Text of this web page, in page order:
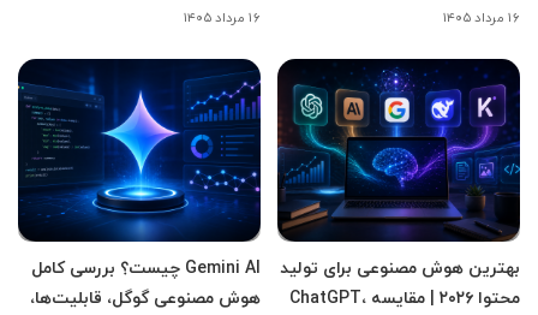
۱۶ مرداد ۱۴۰۵ ۱۶ مرداد ۱۴۰۵
بهترین هوش مصنوعی برای تولید
محتوا ۲۰۲۶ | مقایسه ChatGPT،
Gemini AI چیست؟ بررسی کامل
هوش مصنوعی گوگل، قابلیت‌ها،